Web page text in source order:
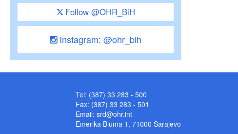
Follow @OHR_BiH
Instagram: @ohr_bih
Tel: (387) 33 283 - 500
Fax: (387) 33 283 - 501
Email: srd@ohr.int
Emerika Bluma 1, 71000 Sarajevo